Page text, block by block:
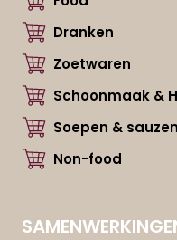
Dranken
Zoetwaren
Schoonmaak &
Soepen & sauzen
Non-food